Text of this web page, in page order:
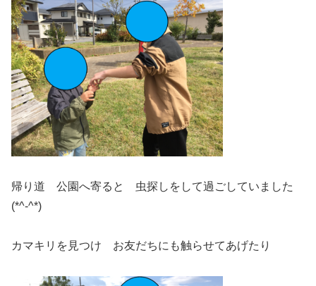
帰り道 公園へ寄ると 虫探しをして過ごしていました
(*^-^*)
カマキリを見つけ お友だちにも触らせてあげたり